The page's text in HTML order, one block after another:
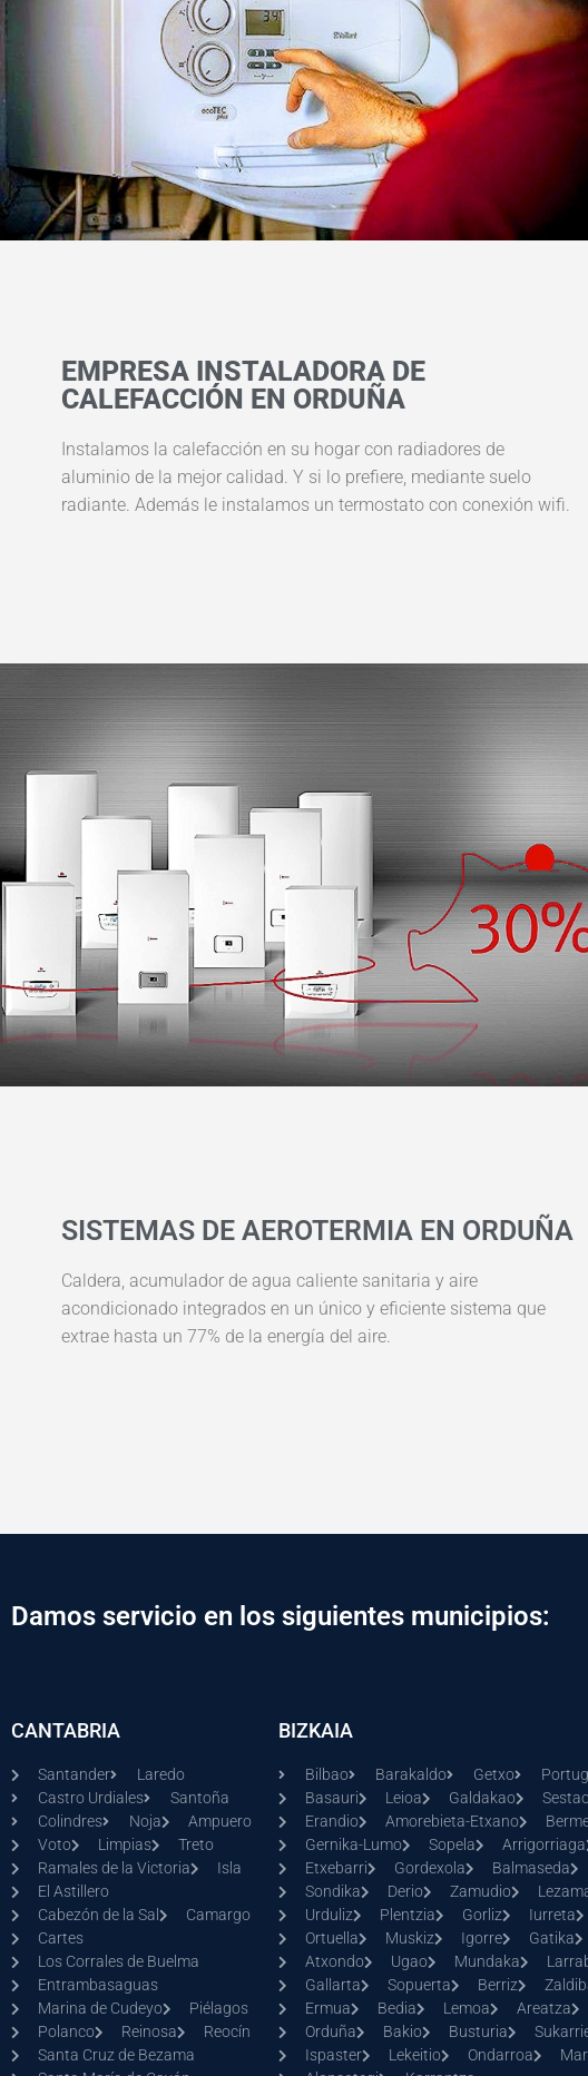
EMPRESA INSTALADORA DE
CALEFACCIÓN EN ORDUÑA
Instalamos la calefacción en su hogar con radiadores de
aluminio de la mejor calidad. Y si lo prefiere, mediante suelo
radiante. Además le instalamos un termostato con conexión wifi.
SISTEMAS DE AEROTERMIA EN ORDUÑA
Caldera, acumulador de agua caliente sanitaria y aire
acondicionado integrados en un único y eficiente sistema que
extrae hasta un 77% de la energía del aire.​
Damos servicio en los siguientes municipios:
CANTABRIA
Santander
Laredo
Castro Urdiales
Santoña
Colindres
Noja
Ampuero
Voto
Limpias
Treto
Ramales de la Victoria
Isla
El Astillero
Cabezón de la Sal
Camargo
Cartes
Los Corrales de Buelma
Entrambasaguas
Marina de Cudeyo
Piélagos
Polanco
Reinosa
Reocín
Santa Cruz de Bezama
BIZKAIA
Bilbao Barakaldo Getxo
Basauri
Leioa Galdakao
Erandio
Amorebieta-Etxano
Gernika-Lumo
Sopela Arrigorriaga
Etxebarri
Gordexola Balmaseda
Sondika
Derio Zamudio
Urduliz
Plentzia Gorliz Iurreta
Ortuella
Muskiz Igorre Gatika
Atxondo
Ugao Mundaka
Gallarta
Sopuerta Berriz
Ermua
Bedia Lemoa Areatza
Orduña
Bakio Busturia
Ispaster
Lekeitio Ondarroa